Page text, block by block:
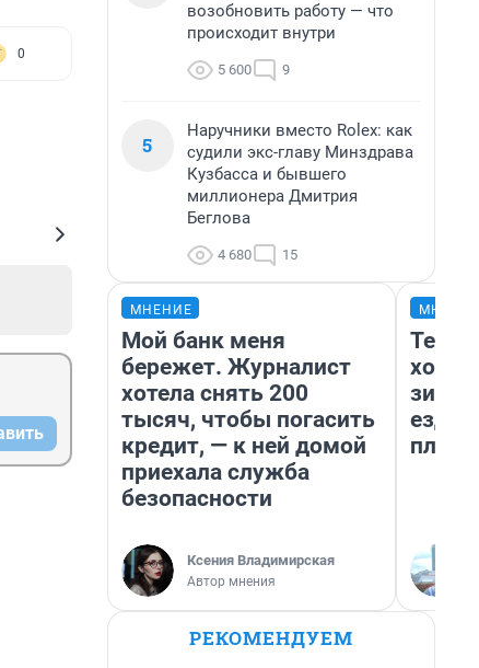
0
возобновить работу — что
происходит внутри
5 600 9
5
Наручники вместо Rolex: как
судили экс-главу Минздрава
Кузбасса и бывшего
миллионера Дмитрия
Беглова
4 680 15
МНЕНИЕ
Мой банк меня
бережет. Журналист
хотела снять 200
тысяч, чтобы погасить
кредит, — к ней домой
приехала служба
безопасности
Ксения Владимирская
Автор мнения
ездит
РЕКОМЕНДУЕМ